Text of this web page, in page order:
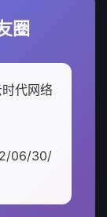
圈
代网络
06/30/